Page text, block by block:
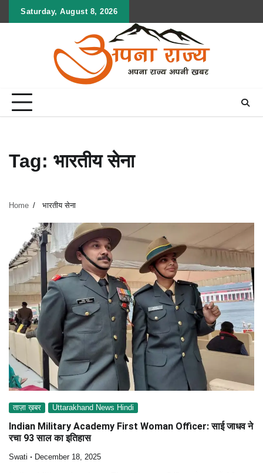
Saturday, August 8, 2026
Tag: भारतीय सेना
Home भारतीय सेना
ताज़ा ख़बर Uttarakhand News Hindi
Indian Military Academy First Woman Officer: साई जाधव ने
रचा 93 साल का इतिहास
Swati December 18, 2025